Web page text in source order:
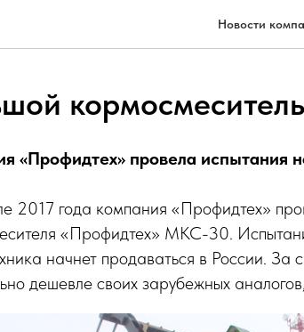
Новости
«Профидтех» провела испытания
2017 года компания «Профидтех»
«Профидтех» МКС-30.
начнет продаваться в России. За
дешевле своих зарубежных